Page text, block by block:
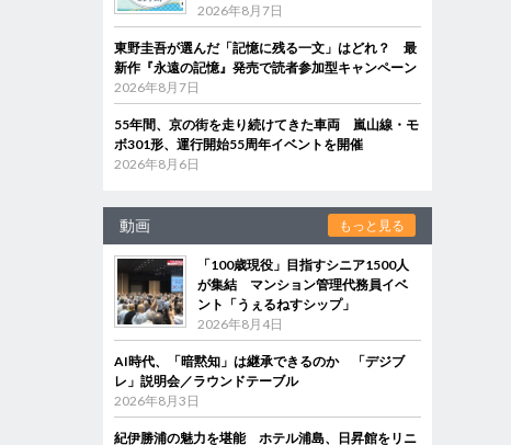
2026年8月7日
東野圭吾が選んだ「記憶に残る一文」はどれ？ 最
新作『永遠の記憶』発売で読者参加型キャンペーン
2026年8月7日
55年間、京の街を走り続けてきた車両 嵐山線・モ
ボ301形、運行開始55周年イベントを開催
2026年8月6日
動画 もっと見る
「100歳現役」目指すシニア1500人
が集結 マンション管理代務員イベ
ント「うぇるねすシップ」
2026年8月4日
AI時代、「暗黙知」は継承できるのか 「デジブ
レ」説明会／ラウンドテーブル
2026年8月3日
紀伊勝浦の魅力を堪能 ホテル浦島、日昇館をリニ